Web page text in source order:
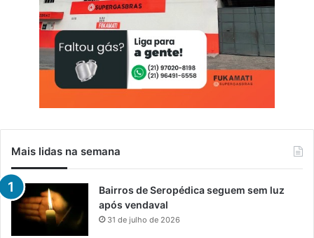
Mais lidas na semana
Bairros de Seropédica seguem sem luz
após vendaval
31 de julho de 2026